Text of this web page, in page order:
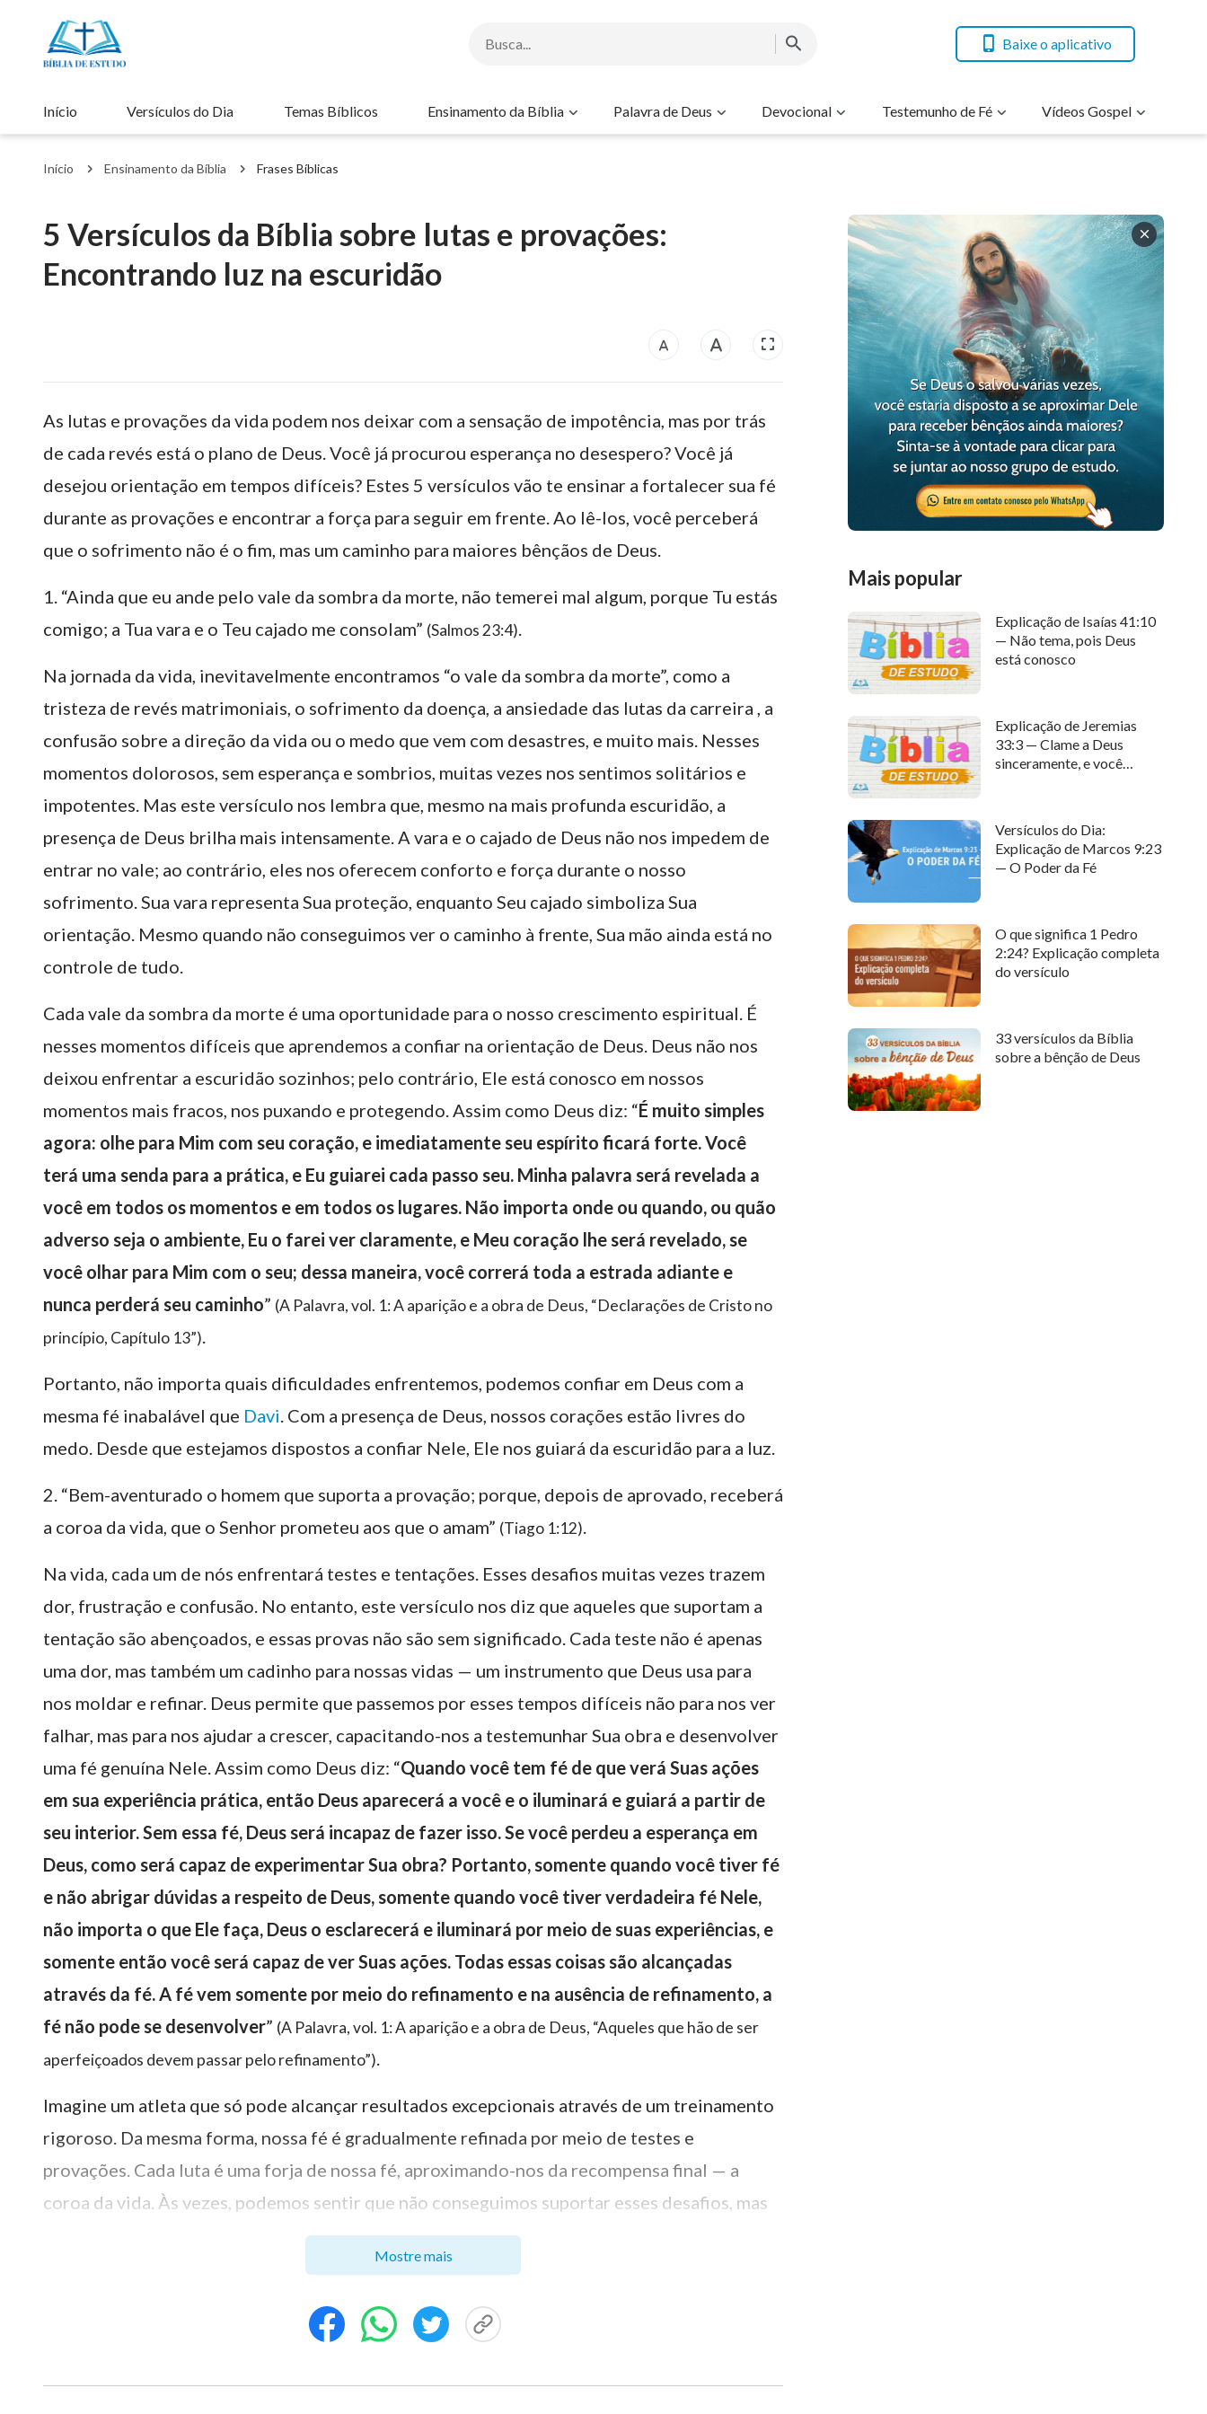
Baixe o aplicativo
Início Versículos do Dia Temas Bíblicos Ensinamento da Bíblia Palavra de Deus Devocional Testemunho de Fé Vídeos Gospel
Início Ensinamento da Bíblia Frases Bíblicas
5 Versículos da Bíblia sobre lutas e provações:
Encontrando luz na escuridão
As lutas e provações da vida podem nos deixar com a sensação de impotência, mas por trás
de cada revés está o plano de Deus. Você já procurou esperança no desespero? Você já
desejou orientação em tempos difíceis? Estes 5 versículos vão te ensinar a fortalecer sua fé
durante as provações e encontrar a força para seguir em frente. Ao lê-los, você perceberá
que o sofrimento não é o fim, mas um caminho para maiores bênçãos de Deus.
1. “Ainda que eu ande pelo vale da sombra da morte, não temerei mal algum, porque Tu estás
comigo; a Tua vara e o Teu cajado me consolam” (Salmos 23:4).
Na jornada da vida, inevitavelmente encontramos “o vale da sombra da morte”, como a
tristeza de revés matrimoniais, o sofrimento da doença, a ansiedade das lutas da carreira , a
confusão sobre a direção da vida ou o medo que vem com desastres, e muito mais. Nesses
momentos dolorosos, sem esperança e sombrios, muitas vezes nos sentimos solitários e
impotentes. Mas este versículo nos lembra que, mesmo na mais profunda escuridão, a
presença de Deus brilha mais intensamente. A vara e o cajado de Deus não nos impedem de
entrar no vale; ao contrário, eles nos oferecem conforto e força durante o nosso
sofrimento. Sua vara representa Sua proteção, enquanto Seu cajado simboliza Sua
orientação. Mesmo quando não conseguimos ver o caminho à frente, Sua mão ainda está no
controle de tudo.
Cada vale da sombra da morte é uma oportunidade para o nosso crescimento espiritual. É
nesses momentos difíceis que aprendemos a confiar na orientação de Deus. Deus não nos
deixou enfrentar a escuridão sozinhos; pelo contrário, Ele está conosco em nossos
momentos mais fracos, nos puxando e protegendo. Assim como Deus diz: “É muito simples
agora: olhe para Mim com seu coração, e imediatamente seu espírito ficará forte. Você
terá uma senda para a prática, e Eu guiarei cada passo seu. Minha palavra será revelada a
você em todos os momentos e em todos os lugares. Não importa onde ou quando, ou quão
adverso seja o ambiente, Eu o farei ver claramente, e Meu coração lhe será revelado, se
você olhar para Mim com o seu; dessa maneira, você correrá toda a estrada adiante e
nunca perderá seu caminho” (A Palavra, vol. 1: A aparição e a obra de Deus, “Declarações de Cristo no
princípio, Capítulo 13”).
Portanto, não importa quais dificuldades enfrentemos, podemos confiar em Deus com a
mesma fé inabalável que Davi. Com a presença de Deus, nossos corações estão livres do
medo. Desde que estejamos dispostos a confiar Nele, Ele nos guiará da escuridão para a luz.
2. “Bem-aventurado o homem que suporta a provação; porque, depois de aprovado, receberá
a coroa da vida, que o Senhor prometeu aos que o amam” (Tiago 1:12).
Na vida, cada um de nós enfrentará testes e tentações. Esses desafios muitas vezes trazem
dor, frustração e confusão. No entanto, este versículo nos diz que aqueles que suportam a
tentação são abençoados, e essas provas não são sem significado. Cada teste não é apenas
uma dor, mas também um cadinho para nossas vidas — um instrumento que Deus usa para
nos moldar e refinar. Deus permite que passemos por esses tempos difíceis não para nos ver
falhar, mas para nos ajudar a crescer, capacitando-nos a testemunhar Sua obra e desenvolver
uma fé genuína Nele. Assim como Deus diz: “Quando você tem fé de que verá Suas ações
em sua experiência prática, então Deus aparecerá a você e o iluminará e guiará a partir de
seu interior. Sem essa fé, Deus será incapaz de fazer isso. Se você perdeu a esperança em
Deus, como será capaz de experimentar Sua obra? Portanto, somente quando você tiver fé
e não abrigar dúvidas a respeito de Deus, somente quando você tiver verdadeira fé Nele,
não importa o que Ele faça, Deus o esclarecerá e iluminará por meio de suas experiências, e
somente então você será capaz de ver Suas ações. Todas essas coisas são alcançadas
através da fé. A fé vem somente por meio do refinamento e na ausência de refinamento, a
fé não pode se desenvolver” (A Palavra, vol. 1: A aparição e a obra de Deus, “Aqueles que hão de ser
aperfeiçoados devem passar pelo refinamento”).
Imagine um atleta que só pode alcançar resultados excepcionais através de um treinamento
rigoroso. Da mesma forma, nossa fé é gradualmente refinada por meio de testes e
provações. Cada luta é uma forja de nossa fé, aproximando-nos da recompensa final — a
coroa da vida. Às vezes, podemos sentir que não conseguimos suportar esses desafios, mas
Deus nunca nos impõe fardos que excedam nossas capacidades. Ele entende nossos limites e
sabe que essas provações são essenciais para o nosso crescimento na vida. Quando estamos
cumprirem em nossas vidas, e essa coroa da vida será nossa recompensa.
Mostre mais
Mais popular
Explicação de Isaías 41:10
— Não tema, pois Deus
está conosco
Explicação de Jeremias
33:3 — Clame a Deus
sinceramente, e você
Versículos do Dia:
Explicação de Marcos 9:23
— O Poder da Fé
O que significa 1 Pedro
2:24? Explicação completa
do versículo
33 versículos da Bíblia
sobre a bênção de Deus